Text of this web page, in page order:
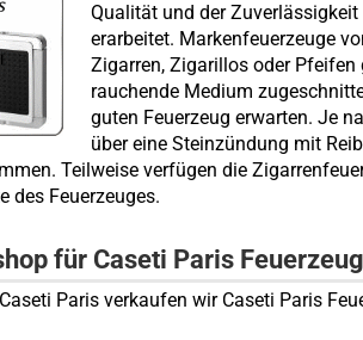
Qualität und der
erarbeitet. Markenfeuerzeuge
Zigarren, Zigarillos oder Pfeifen
rauchende Medium
guten Feuerzeug erwarten. Je
über eine Steinzündung mit
Teilweise verfügen die
des Feuerzeuges.
für Caseti Paris
Paris verkaufen wir Caseti Paris